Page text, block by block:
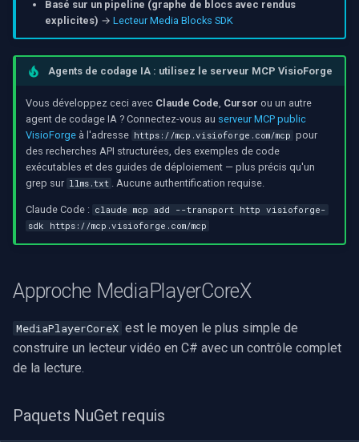
h
audio
Moteurs X
rendu vidéo WinForms
Texte sur une image vidéo
DirectShow
VideoView définir une
personnalisée
VU-mètres
Zoom sur une image vidéo
Zoom vidéo plusieurs
Pre-Event Recording
Serveur RTSP
Compositeur de vidéo en
direct
Pont
ElevenLabs
Decklink
OpenCV
Puis-je lire des flux RTSP
ou de la vidéo réseau dans
mon application C# ?
Comment contrôler la
vitesse de lecture dans le
lecteur vidéo ?
Le SDK prend-il en charge
le rendu des sous-titres ?
Puis-je construire un lecteur
ce SDK ?
Voir aussi
Swann
GeoVision
ACTi
Canon
Cisco
FLIR / Teledyne
Milesight
INSTAR
Zmodo
Capture vidéo (WMV)
Crossbar d'entrée vidéo
Moteur de rendu vidéo
Installation
Basé sur un pipeline (graphe de blocs avec rendus
explicites) → Lecteur Media Blocks SDK
Agents de codage IA : utilisez le serveur MCP VisioForge
Vous développez ceci avec Claude Code, Cursor ou un autre
agent de codage IA ? Connectez-vous au serveur MCP public
VisioForge à l'adresse https://mcp.visioforge.com/mcp pour
des recherches API structurées, des exemples de code
exécutables et des guides de déploiement — plus précis qu'un
grep sur llms.txt . Aucune authentification requise.
Claude Code : claude mcp add --transport http visioforge-
sdk https://mcp.visioforge.com/mcp
Approche MediaPlayerCoreX
MediaPlayerCoreX est le moyen le plus simple de
construire un lecteur vidéo en C# avec un contrôle complet
de la lecture.
Paquets NuGet requis